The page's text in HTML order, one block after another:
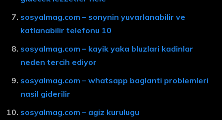
sosyalmag.com – sonynin yuvarlanabilir ve
katlanabilir telefonu 10
sosyalmag.com – kayik yaka bluzlari kadinlar
neden tercih ediyor
sosyalmag.com – whatsapp baglanti problemleri
nasil giderilir
sosyalmag.com – agiz kurulugu